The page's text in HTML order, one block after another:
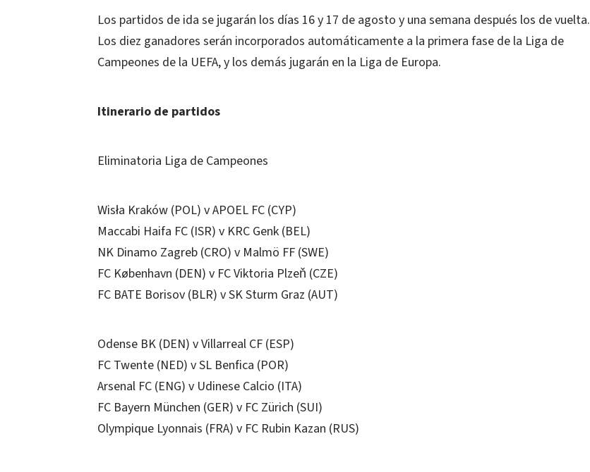
Los partidos de ida se jugarán los días 16 y 17 de agosto y una semana después los de vuelta.
Los diez ganadores serán incorporados automáticamente a la primera fase de la Liga de
Campeones de la UEFA, y los demás jugarán en la Liga de Europa.
Itinerario de partidos
Eliminatoria Liga de Campeones
Wisła Kraków (POL) v APOEL FC (CYP)
Maccabi Haifa FC (ISR) v KRC Genk (BEL)
NK Dinamo Zagreb (CRO) v Malmö FF (SWE)
FC København (DEN) v FC Viktoria Plzeň (CZE)
FC BATE Borisov (BLR) v SK Sturm Graz (AUT)
Odense BK (DEN) v Villarreal CF (ESP)
FC Twente (NED) v SL Benfica (POR)
Arsenal FC (ENG) v Udinese Calcio (ITA)
FC Bayern München (GER) v FC Zürich (SUI)
Olympique Lyonnais (FRA) v FC Rubin Kazan (RUS)